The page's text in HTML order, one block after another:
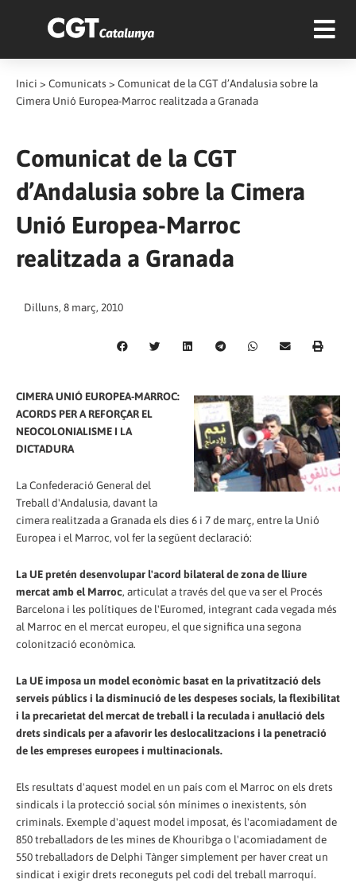
Inici > Comunicats > Comunicat de la CGT d’Andalusia sobre la
Cimera Unió Europea-Marroc realitzada a Granada
Comunicat de la CGT
d’Andalusia sobre la Cimera
Unió Europea-Marroc
realitzada a Granada
Dilluns, 8 març, 2010
CIMERA UNIÓ EUROPEA-MARROC:
ACORDS PER A REFORÇAR EL
NEOCOLONIALISME I LA
DICTADURA
La Confederació General del
Treball d'Andalusia, davant la
cimera realitzada a Granada els dies 6 i 7 de març, entre la Unió
Europea i el Marroc, vol fer la següent declaració:
La UE pretén desenvolupar l'acord bilateral de zona de lliure
mercat amb el Marroc, articulat a través del que va ser el Procés
Barcelona i les polítiques de l'Euromed, integrant cada vegada més
al Marroc en el mercat europeu, el que significa una segona
colonització econòmica.
La UE imposa un model econòmic basat en la privatització dels
serveis públics i la disminució de les despeses socials, la flexibilitat
i la precarietat del mercat de treball i la reculada i anul·lació dels
drets sindicals per a afavorir les deslocalitzacions i la penetració
de les empreses europees i multinacionals.
Els resultats d'aquest model en un país com el Marroc on els drets
sindicals i la protecció social són mínimes o inexistents, són
criminals. Exemple d'aquest model imposat, és l'acomiadament de
850 treballadors de les mines de Khouribga o l'acomiadament de
550 treballadors de Delphi Tànger simplement per haver creat un
sindicat i exigir drets reconeguts pel codi del treball marroquí.